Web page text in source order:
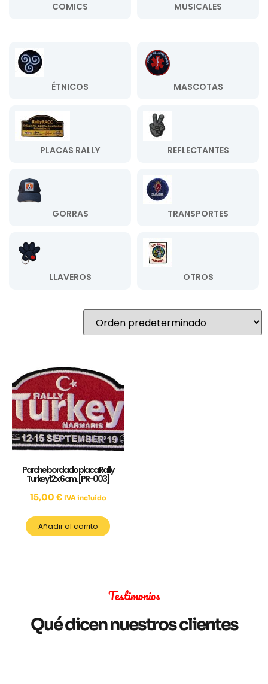
COMICS MUSICALES
ÉTNICOS MASCOTAS
PLACAS RALLY REFLECTANTES
GORRAS TRANSPORTES
LLAVEROS OTROS
Parche bordado placa Rally
Turkey 12 x 6 cm. [PR-003]
15,00 € IVA incluído
Añadir al carrito
Testimonios
Qué dicen nuestros clientes